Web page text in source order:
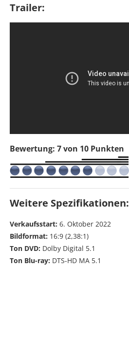
Trailer:
Bewertung: 7 von 10 Punkten
Weitere Spezifikationen:
Verkaufsstart: 6. Oktober 2022
Bildformat: 16:9 (2,38:1)
Ton DVD: Dolby Digital 5.1
Ton Blu-ray: DTS-HD MA 5.1